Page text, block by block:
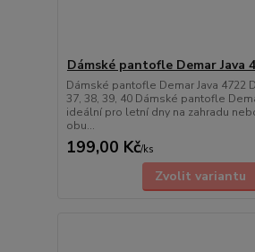
Dámské pantofle Demar Java
Dámské pantofle Demar Java 4722
37, 38, 39, 40 Dámské pantofle
ideální pro letní dny na zahradu
obu...
199,00 Kč/ks
Zvolit variantu